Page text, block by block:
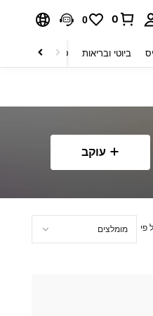
0
0
ביוטי ובריאות טקסטיל לבית
עוקב
פי